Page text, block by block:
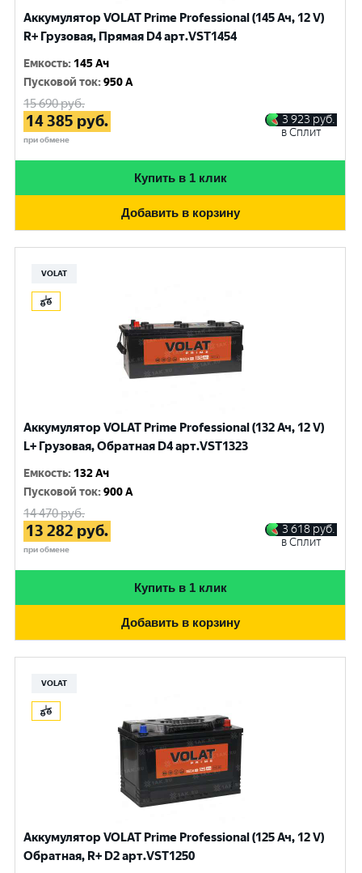
Аккумулятор VOLAT Prime Professional (145 Ач, 12 V)
R+ Грузовая, Прямая D4 арт.VST1454
Емкость: 145 Ач
Пусковой ток:950 A
15 690руб.
14 385 руб.
при обмене
3 923 руб.
в Сплит
Купить в 1 клик
Добавить в корзину
VOLAT
Аккумулятор VOLAT Prime Professional (132 Ач, 12 V)
L+ Грузовая, Обратная D4 арт.VST1323
Емкость: 132 Ач
Пусковой ток:900 A
14 470руб.
13 282 руб.
при обмене
3 618 руб.
в Сплит
Купить в 1 клик
Добавить в корзину
VOLAT
Аккумулятор VOLAT Prime Professional (125 Ач, 12 V)
Обратная, R+ D2 арт.VST1250